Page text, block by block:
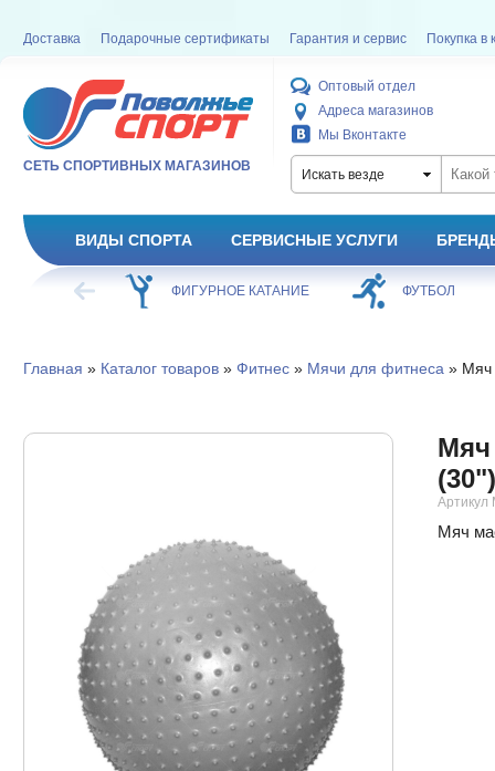
Доставка Подарочные сертификаты Гарантия и сервис Покупка в
СЕТЬ СПОРТИВНЫХ МАГАЗИНОВ
Оптовый отдел
Адреса магазинов
Мы Вконтакте
Искать везде
ВИДЫ СПОРТА СЕРВИСНЫЕ УСЛУГИ
КАТАНИЕ ФУТБОЛ БАСКЕТБОЛ
Главная » Каталог товаров» Фитнес» Мячи для фитнеса » Мяч
Мяч
Артикул
Мяч